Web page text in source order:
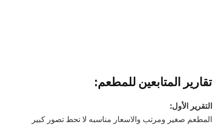
تقارير المتابعين للمطعم:
التقرير الأول:
المطعم صغير ومرتب والاسعار مناسبه لا تحط تصور كبير